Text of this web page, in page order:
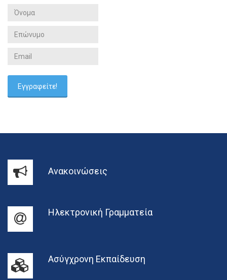
Ανακοινώσεις
Ηλεκτρονική Γραμματεία
Ασύγχρονη Εκπαίδευση